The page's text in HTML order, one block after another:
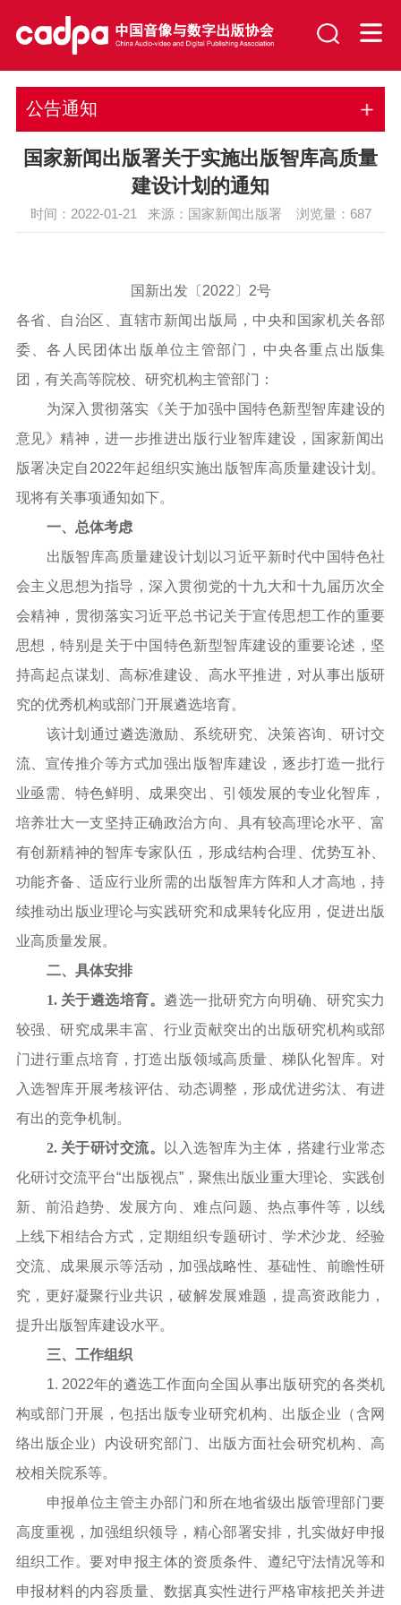
公告通知
国家新闻出版署关于实施出版智库高质量
建设计划的通知
时间：2022-01-21 来源：国家新闻出版署 浏览量： 687
国新出发〔2022〕2号
各省、自治区、直辖市新闻出版局，中央和国家机关各部
委、各人民团体出版单位主管部门，中央各重点出版集
团，有关高等院校、研究机构主管部门：
为深入贯彻落实《关于加强中国特色新型智库建设的
意见》精神，进一步推进出版行业智库建设，国家新闻出
版署决定自2022年起组织实施出版智库高质量建设计划。
现将有关事项通知如下。
一、总体考虑
出版智库高质量建设计划以习近平新时代中国特色社
会主义思想为指导，深入贯彻党的十九大和十九届历次全
会精神，贯彻落实习近平总书记关于宣传思想工作的重要
思想，特别是关于中国特色新型智库建设的重要论述，坚
持高起点谋划、高标准建设、高水平推进，对从事出版研
究的优秀机构或部门开展遴选培育。
该计划通过遴选激励、系统研究、决策咨询、研讨交
流、宣传推介等方式加强出版智库建设，逐步打造一批行
业亟需、特色鲜明、成果突出、引领发展的专业化智库，
培养壮大一支坚持正确政治方向、具有较高理论水平、富
有创新精神的智库专家队伍，形成结构合理、优势互补、
功能齐备、适应行业所需的出版智库方阵和人才高地，持
续推动出版业理论与实践研究和成果转化应用，促进出版
业高质量发展。
二、具体安排
1. 关于遴选培育。遴选一批研究方向明确、研究实力
较强、研究成果丰富、行业贡献突出的出版研究机构或部
门进行重点培育，打造出版领域高质量、梯队化智库。对
入选智库开展考核评估、动态调整，形成优进劣汰、有进
有出的竞争机制。
2. 关于研讨交流。 以入选智库为主体，搭建行业常态
化研讨交流平台“出版视点”，聚焦出版业重大理论、实践创
新、前沿趋势、发展方向、难点问题、热点事件等，以线
上线下相结合方式，定期组织专题研讨、学术沙龙、经验
交流、成果展示等活动，加强战略性、基础性、前瞻性研
究，更好凝聚行业共识，破解发展难题，提高资政能力，
提升出版智库建设水平。
三、工作组织
1. 2022年的遴选工作面向全国从事出版研究的各类机
构或部门开展，包括出版专业研究机构、出版企业（含网
络出版企业）内设研究部门、出版方面社会研究机构、高
校相关院系等。
申报单位主管主办部门和所在地省级出版管理部门要
高度重视，加强组织领导，精心部署安排，扎实做好申报
组织工作。要对申报主体的资质条件、遵纪守法情况等和
申报材料的内容质量、数据真实性进行严格审核把关并进